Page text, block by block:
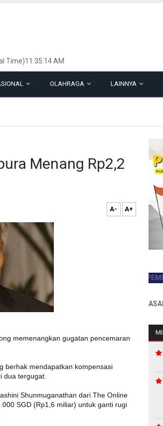
Time)11:35:14 AM
OLAHRAGA LAINNYA
Menang Rp2,2
A- A+
memenangkan gugatan pencemaran
berhak mendapatkan kompensasi
dua tergugat.
Shunmuganathan dari The Online
SGD (Rp1,6 miliar) untuk ganti rugi
JADILAH PEMBACA
INFO